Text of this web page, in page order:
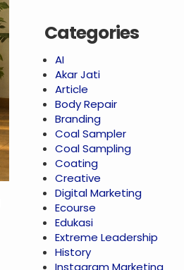
Categories
AI
Akar Jati
Article
Body Repair
Branding
Coal Sampler
Coal Sampling
Coating
Creative
Digital Marketing
Ecourse
Edukasi
Extreme Leadership
History
Instagram Marketing